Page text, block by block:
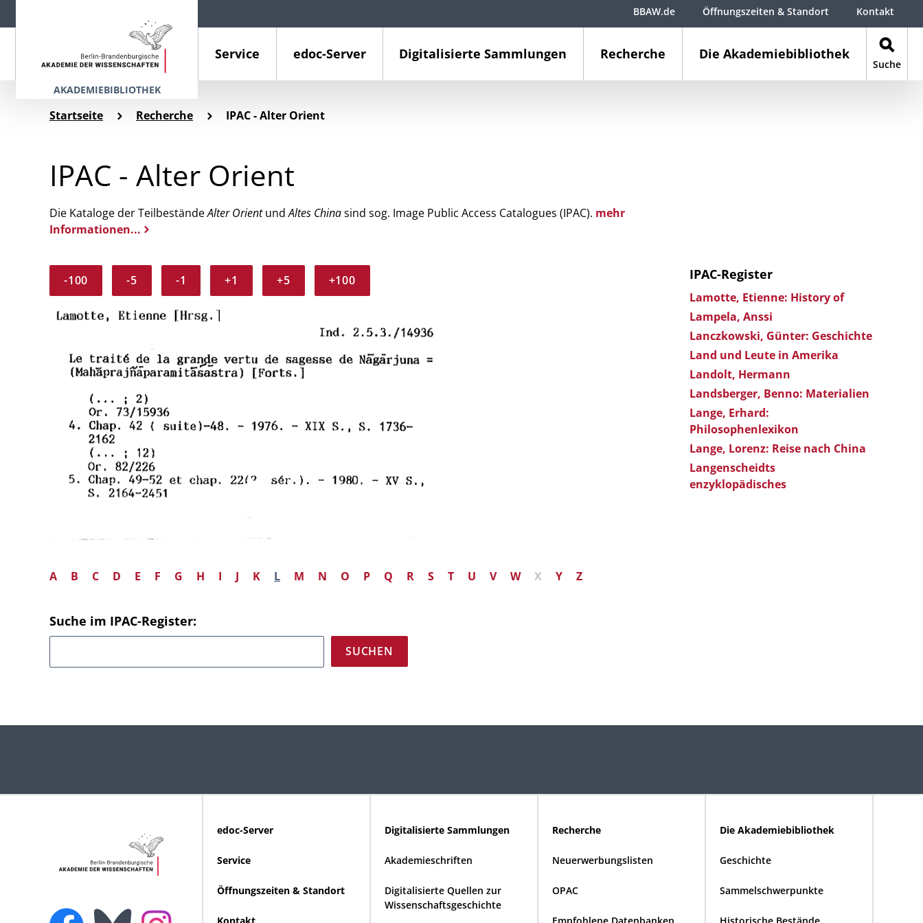
AKADEMIEBIBLIOTHEK
Service edoc-Server Digitalisierte Sammlungen Recherche Die Akademiebibliothek
Suche
BBAW.de Öffnungszeiten & Standort Kontakt
Startseite Recherche IPAC - Alter Orient
IPAC - Alter Orient
Die Kataloge der TeilbeständeAlter OrientundAltes Chinasind sog. Image Public Access Catalogues (IPAC). mehr
Informationen...
-100 -5 -1 +1 +5 +100
A B C D E F G H I J K L M N O P Q R S T U V W X Y Z
Suche im IPAC-Register:
IPAC-Register
Lamotte, Etienne: History of
Lampela, Anssi
Lanczkowski, Günter: Geschichte
Land und Leute in Amerika
Landolt, Hermann
Landsberger, Benno: Materialien
Lange, Erhard:
Philosophenlexikon
Lange, Lorenz: Reise nach China
Langenscheidts
enzyklopädisches
edoc-Server
Service
Öffnungszeiten & Standort
Digitalisierte Sammlungen
Akademieschriften
Digitalisierte Quellen zur
Wissenschaftsgeschichte
Recherche
Neuerwerbungslisten
OPAC
Die Akademiebibliothek
Geschichte
Sammelschwerpunkte